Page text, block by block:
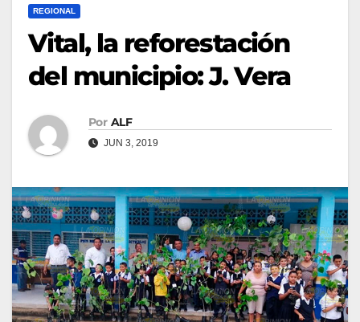
REGIONAL
Vital, la reforestación
del municipio: J. Vera
Por ALF
JUN 3, 2019